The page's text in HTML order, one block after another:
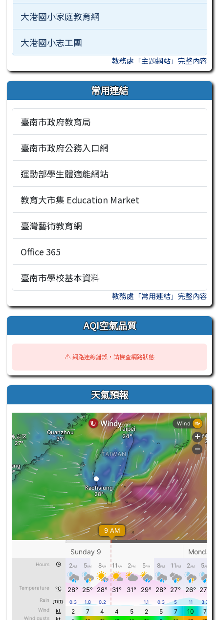
大港國小家庭教育網
大港國小志工團
教務處「主題網站」完整內容
常用連結
臺南市政府教育局
臺南市政府公務入口網
運動部學生體適能網站
教育大市集 Education Market
臺灣藝術教育網
Office 365
臺南市學校基本資料
教務處「常用連結」完整內容
AQI空氣品質
⚠️ 網路連線錯誤，請檢查網路狀態
天氣預報